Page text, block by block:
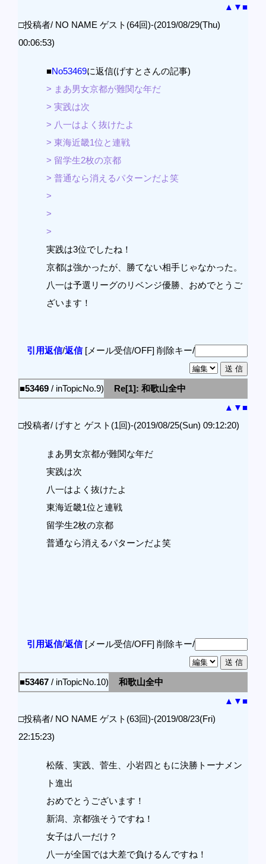
▲ ▼■
□投稿者/ NO NAME ゲスト(64回)-(2019/08/29(Thu)
00:06:53)
■No53469に返信(げすとさんの記事)
> まあ男女京都が難関な年だ
> 実践は次
> 八一はよく抜けたよ
> 東海近畿1位と連戦
> 留学生2枚の京都
> 普通なら消えるパターンだよ笑
>
>
>
実践は3位でしたね！
京都は強かったが、勝てない相手じゃなかった。
八一は予選リーグのリベンジ優勝、おめでとうご
ざいます！
引用返信/返信[メール受信/OFF] 削除キー/
■53469 / inTopicNo.9)
Re[1]: 和歌山全中
▲ ▼■
□投稿者/ げすと ゲスト(1回)-(2019/08/25(Sun) 09:12:20)
まあ男女京都が難関な年だ
実践は次
八一はよく抜けたよ
東海近畿1位と連戦
留学生2枚の京都
普通なら消えるパターンだよ笑
引用返信/返信[メール受信/OFF] 削除キー/
■53467 / inTopicNo.10)
和歌山全中
▲ ▼■
□投稿者/ NO NAME ゲスト(63回)-(2019/08/23(Fri)
22:15:23)
松蔭、実践、菅生、小岩四ともに決勝トーナメン
ト進出
おめでとうございます！
新潟、京都強そうですね！
女子は八一だけ？
八一が全国では大差で負けるんですね！